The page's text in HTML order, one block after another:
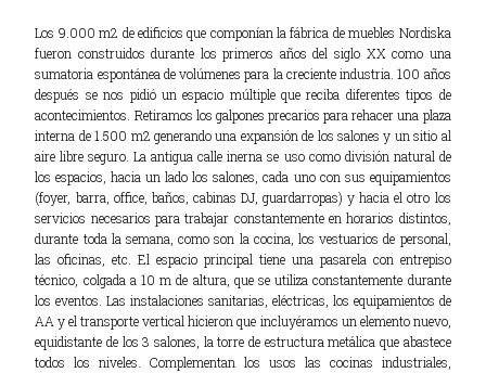
Los 9.000 m2 de edificios que componían la fábrica de muebles Nordiska
fueron construidos durante los primeros años del siglo XX como una
sumatoria espontánea de volúmenes para la creciente industria. 100 años
después se nos pidió un espacio múltiple que reciba diferentes tipos de
acontecimientos. Retiramos los galpones precarios para rehacer una plaza
interna de 1.500 m2 generando una expansión de los salones y un sitio al
aire libre seguro. La antigua calle inerna se uso como división natural de
los espacios, hacia un lado los salones, cada uno con sus equipamientos
(foyer, barra, office, baños, cabinas DJ, guardarropas) y hacia el otro los
servicios necesarios para trabajar constantemente en horarios distintos,
durante toda la semana, como son la cocina, los vestuarios de personal,
las oficinas, etc. El espacio principal tiene una pasarela con entrepiso
técnico, colgada a 10 m de altura, que se utiliza constantemente durante
los eventos. Las instalaciones sanitarias, eléctricas, los equipamientos de
AA y el transporte vertical hicieron que incluyéramos un elemento nuevo,
equidistante de los 3 salones, la torre de estructura metálica que abastece
todos los niveles. Complementan los usos las cocinas industriales,